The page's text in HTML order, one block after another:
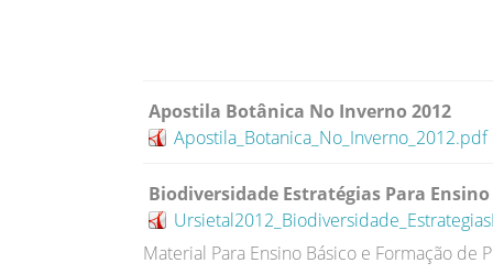
Apostila Botânica No Inverno 2012
Apostila_Botanica_No_Inverno_2012.pdf
Biodiversidade Estratégias Para
Material Para Ensino Básico e Formação de